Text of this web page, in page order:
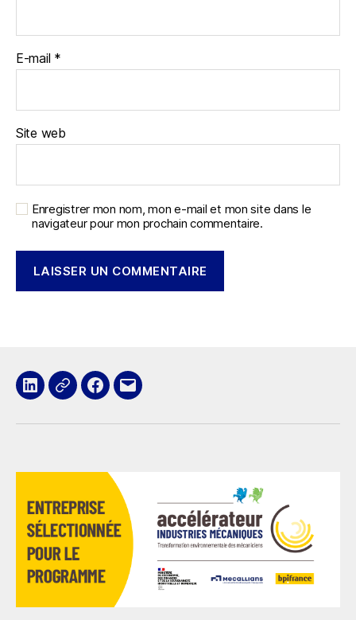
E-mail *
Site web
Enregistrer mon nom, mon e-mail et mon site dans le
navigateur pour mon prochain commentaire.
LinkedIn
x Facebook
E-